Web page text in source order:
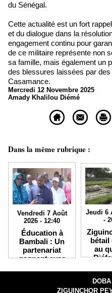
du Sénégal.
Cette actualité est un fort
et du dialogue dans la
engagement continu pour
de ce militaire représente non
sa famille, mais également un
des blessures laissées par
Casamance.
Mercredi 12 Novembre 2025
Amady Khalilou Diémé
Dans la même rubrique :
Vendredi 7 Août
2026 - 12:40
Éducation à
Bambali : Un
partenariat
gagnant avec
Jeudi 6
-
bétail
au
ZIGUINCHOR